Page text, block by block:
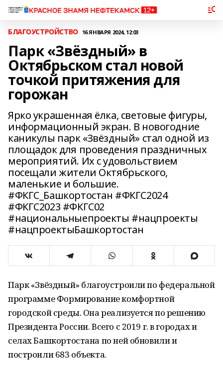
БЛАГОУСТРОЙСТВО 16 ЯНВАРЯ 2024, 12:03
Парк «Звёздный» в
Октябрьском стал новой
точкой притяжения для
горожан
Ярко украшенная ёлка, световые фигуры,
информационный экран. В новогодние
каникулы парк «Звёздный» стал одной из
площадок для проведения праздничных
мероприятий. Их с удовольствием
посещали жители Октябрьского,
маленькие и большие.
#ФКГС_Башкортостан #ФКГС2024
#ФКГС2023 #ФКГС02
#национальныепроекты #нацпроекты
#нацпроектыБашкортостан
Парк «Звёздный» благоустроили по федеральной
программе Формирование комфортной
городской среды. Она реализуется по решению
Президента России. Всего с 2019 г. в городах и
селах Башкортостана по ней обновили и
построили 683 объекта.